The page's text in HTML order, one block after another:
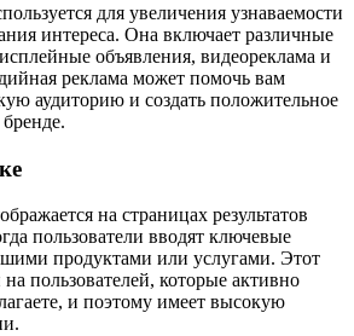
для увеличения узнаваемости
интереса. Она включает различные
объявления, видеореклама и
реклама может помочь вам
аудиторию и создать положительное
на страницах результатов
пользователи вводят ключевые
продуктами или услугами. Этот
пользователей, которые активно
и поэтому имеет высокую